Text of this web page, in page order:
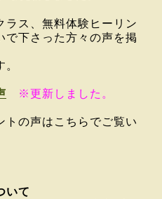
ラス、無料体験ヒーリン
で下さった方々の声を掲
※更新しました。
トの声はこちらでご覧い
いて